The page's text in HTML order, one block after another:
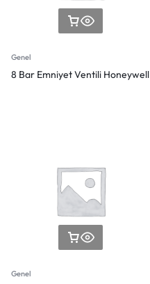
Genel
8 Bar Emniyet Ventili Honeywell
Genel